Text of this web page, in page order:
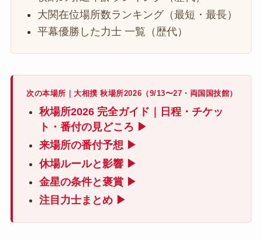
大関在位場所数ランキング（最短・最長）
平幕優勝した力士 一覧（歴代）
次の本場所｜大相撲 秋場所2026（9/13〜27・両国国技館）
秋場所2026 完全ガイド｜日程・チケッ
ト・番付の見どころ ▶
来場所の番付予想 ▶
休場ルールと影響 ▶
金星の条件と褒賞 ▶
注目力士まとめ ▶